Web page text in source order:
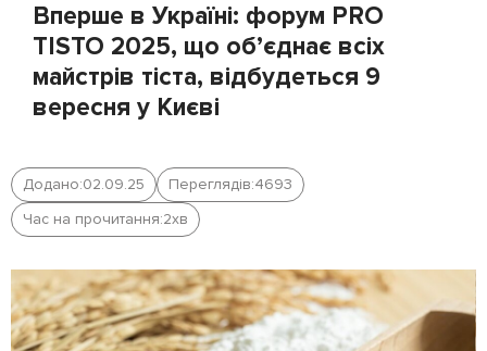
Вперше в Україні: форум PRO
TISTO 2025, що об’єднає всіх
майстрів тіста, відбудеться 9
вересня у Києві
Додано:02.09.25 Переглядів:4693
Час на прочитання:2хв